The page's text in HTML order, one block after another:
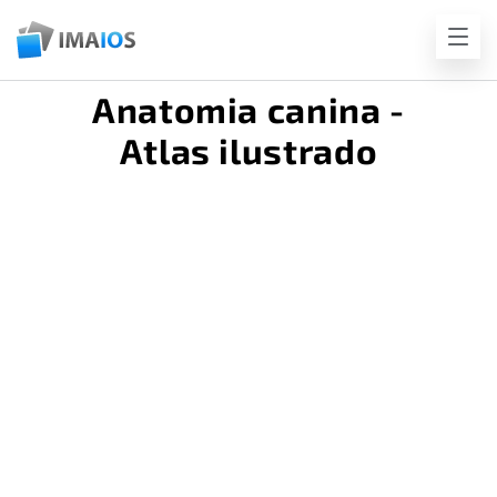
Anatomia canina -
Atlas ilustrado